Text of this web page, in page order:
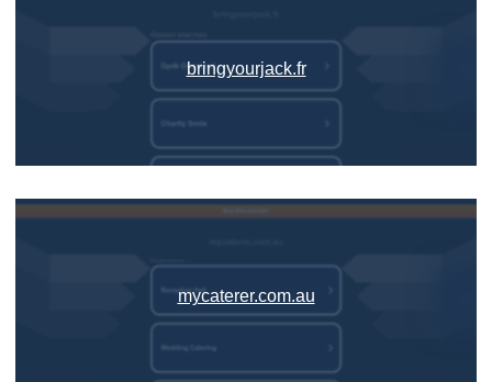
bringyourjack.fr
mycaterer.com.au